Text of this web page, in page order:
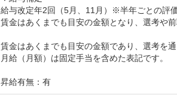
給与改定年2回（5月、11月）※半年ごとの評
賃金はあくまでも目安の金額となり、選考や
賃金はあくまでも目安の金額であり、選考を
月給（月額）は固定手当を含めた表記です。
昇給有無：有